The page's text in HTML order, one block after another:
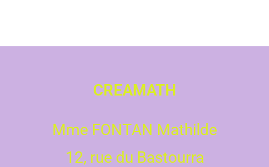
CREAMATH
Mme FONTAN Mathilde
12, rue du Bastourra